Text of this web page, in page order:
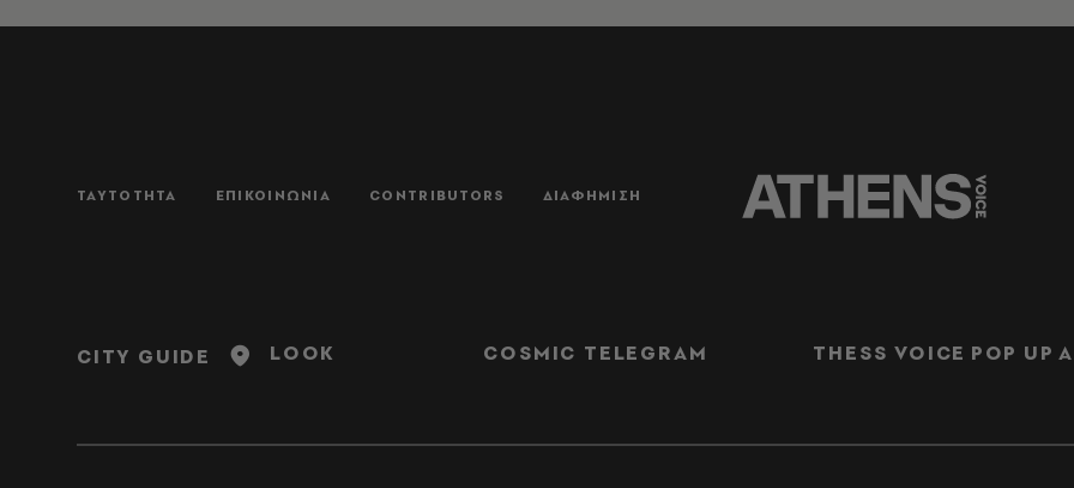
ΤΑΥΤΟΤΗΤΑ ΕΠΙΚΟΙΝΩΝΙΑ CONTRIBUTORS ΔΙΑΦΗΜΙΣΗ
CITY GUIDE LOOK COSMIC TELEGRAM THESS VOICE POP UP